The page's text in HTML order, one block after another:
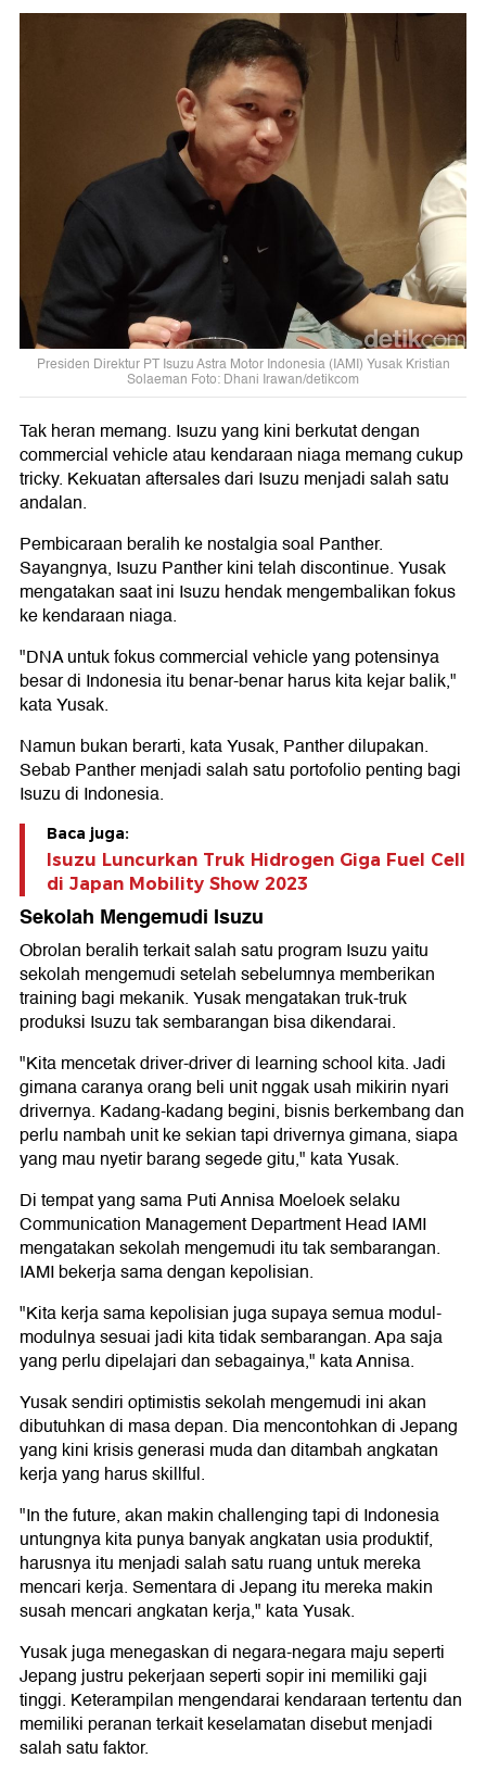
Presiden Direktur PT Isuzu Astra Motor Indonesia (IAMI) Yusak Kristian
Solaeman Foto: Dhani Irawan/detikcom
Tak heran memang. Isuzu yang kini berkutat dengan
commercial vehicle atau kendaraan niaga memang cukup
tricky. Kekuatan aftersales dari Isuzu menjadi salah satu
andalan.
Pembicaraan beralih ke nostalgia soal Panther.
Sayangnya, Isuzu Panther kini telah discontinue. Yusak
mengatakan saat ini Isuzu hendak mengembalikan fokus
ke kendaraan niaga.
"DNA untuk fokus commercial vehicle yang potensinya
besar di Indonesia itu benar-benar harus kita kejar balik,"
kata Yusak.
Namun bukan berarti, kata Yusak, Panther dilupakan.
Sebab Panther menjadi salah satu portofolio penting bagi
Isuzu di Indonesia.
Baca juga:
Isuzu Luncurkan Truk Hidrogen Giga Fuel Cell
di Japan Mobility Show 2023
Sekolah Mengemudi Isuzu
Obrolan beralih terkait salah satu program Isuzu yaitu
sekolah mengemudi setelah sebelumnya memberikan
training bagi mekanik. Yusak mengatakan truk-truk
produksi Isuzu tak sembarangan bisa dikendarai.
"Kita mencetak driver-driver di learning school kita. Jadi
gimana caranya orang beli unit nggak usah mikirin nyari
drivernya. Kadang-kadang begini, bisnis berkembang dan
perlu nambah unit ke sekian tapi drivernya gimana, siapa
yang mau nyetir barang segede gitu," kata Yusak.
Di tempat yang sama Puti Annisa Moeloek selaku
Communication Management Department Head IAMI
mengatakan sekolah mengemudi itu tak sembarangan.
IAMI bekerja sama dengan kepolisian.
"Kita kerja sama kepolisian juga supaya semua modul-
modulnya sesuai jadi kita tidak sembarangan. Apa saja
yang perlu dipelajari dan sebagainya," kata Annisa.
Yusak sendiri optimistis sekolah mengemudi ini akan
dibutuhkan di masa depan. Dia mencontohkan di Jepang
yang kini krisis generasi muda dan ditambah angkatan
kerja yang harus skillful.
"In the future, akan makin challenging tapi di Indonesia
untungnya kita punya banyak angkatan usia produktif,
harusnya itu menjadi salah satu ruang untuk mereka
mencari kerja. Sementara di Jepang itu mereka makin
susah mencari angkatan kerja," kata Yusak.
Yusak juga menegaskan di negara-negara maju seperti
Jepang justru pekerjaan seperti sopir ini memiliki gaji
tinggi. Keterampilan mengendarai kendaraan tertentu dan
memiliki peranan terkait keselamatan disebut menjadi
salah satu faktor.